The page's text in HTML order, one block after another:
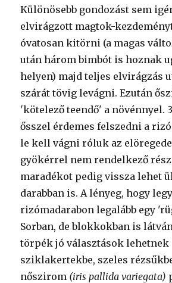
Különösebb gondozást sem
elvirágzott magtok-
óvatosan kitörni (a magas
után három bimbót is hoznak
helyen) majd teljes elvirágzás
szárát tövig levágni. Ezután
'kötelező teendő' a növénnyel.
ősszel érdemes felszedni a
le kell vágni róluk az
gyökérrel nem rendelkező
maradékot pedig vissza lehet
darabban is. A lényeg, hogy
rizómadarabon legalább egy
Sorban, de blokkokban is
törpék jó választások lehetnek
sziklakertekbe, szeles
nőszirom (iris pallida variegata)